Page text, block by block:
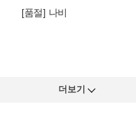
[품절] 나비
더보기